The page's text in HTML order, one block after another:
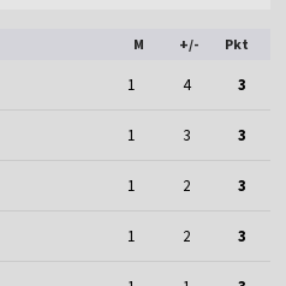
M +/- Pkt
1 4 3
1 3 3
1 2 3
1 2 3